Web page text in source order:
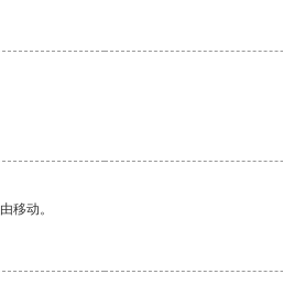
移动。